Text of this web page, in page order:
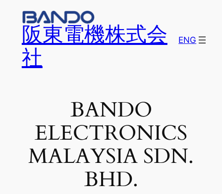
阪東電機株式会
社
ENG
BANDO
ELECTRONICS
MALAYSIA SDN.
BHD.